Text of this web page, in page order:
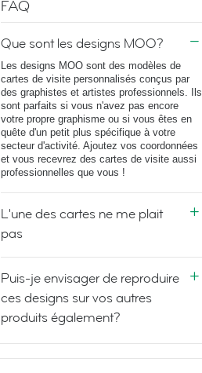
FAQ
Que sont les designs MOO?
Les designs MOO sont des modèles de
cartes de visite personnalisés conçus par
des graphistes et artistes professionnels. Ils
sont parfaits si vous n'avez pas encore
votre propre graphisme ou si vous êtes en
quête d'un petit plus spécifique à votre
secteur d'activité. Ajoutez vos coordonnées
et vous recevrez des cartes de visite aussi
professionnelles que vous !
L'une des cartes ne me plait
pas
Puis-je envisager de reproduire
ces designs sur vos autres
produits également?